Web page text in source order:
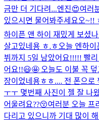
금만 더 기다려...엔진😍여러
있으시면 물어봐주세요오~!!
하이픈 앤 하이 재밌게 보셨
살고있네용 ㅎ.ㅎ 오늘 엔하
뷔까지 5일 남았어요!!!!! 빨
어요!!😃🤩 오늘도 이불 꼭
장이었네용ㅎㅎ.... 전 폰으로
ㅜㅜ 몇번째 사진이 젤 잘 나
어울려요??😚여러분 오늘 프
다리고 있으니까 기대 많이